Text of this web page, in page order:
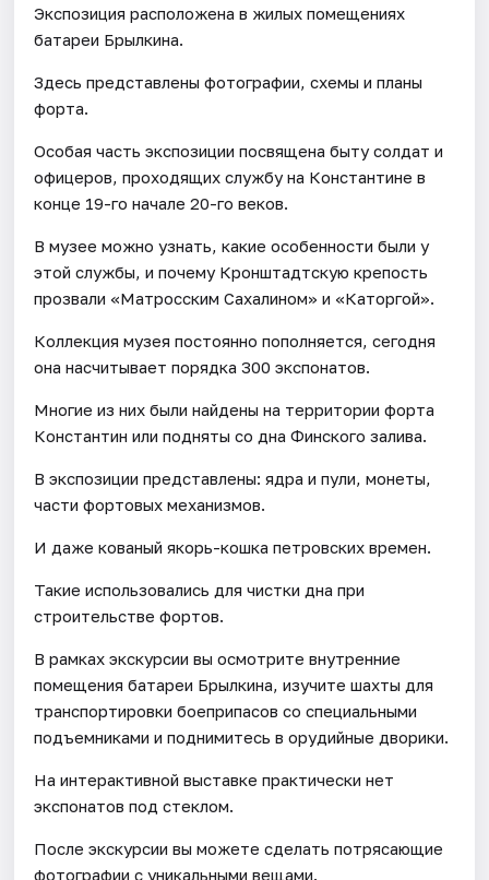
Экспозиция расположена в жилых помещениях
батареи Брылкина.
Здесь представлены фотографии, схемы и планы
форта.
Особая часть экспозиции посвящена быту солдат и
офицеров, проходящих службу на Константине в
конце 19-го начале 20-го веков.
В музее можно узнать, какие особенности были у
этой службы, и почему Кронштадтскую крепость
прозвали «Матросским Сахалином» и «Каторгой».
Коллекция музея постоянно пополняется, сегодня
она насчитывает порядка 300 экспонатов.
Многие из них были найдены на территории форта
Константин или подняты со дна Финского залива.
В экспозиции представлены: ядра и пули, монеты,
части фортовых механизмов.
И даже кованый якорь-кошка петровских времен.
Такие использовались для чистки дна при
строительстве фортов.
В рамках экскурсии вы осмотрите внутренние
помещения батареи Брылкина, изучите шахты для
транспортировки боеприпасов со специальными
подъемниками и поднимитесь в орудийные дворики.
На интерактивной выставке практически нет
экспонатов под стеклом.
После экскурсии вы можете сделать потрясающие
фотографии с уникальными вещами.